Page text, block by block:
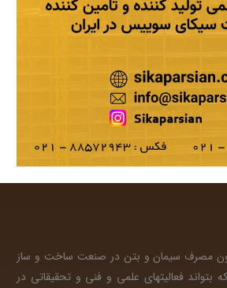
مصرف سیمان و بتن در صنعت ساخت و ساز
بتواند فعالیتهای علمی و فنی و تحقیقاتی در